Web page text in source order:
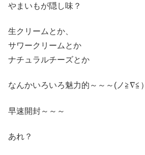
やまいもが隠し味？
生クリームとか、
サワークリームとか
ナチュラルチーズとか
なんかいろいろ魅力的～～～(ノ≧∇≦）
早速開封～～～
あれ？